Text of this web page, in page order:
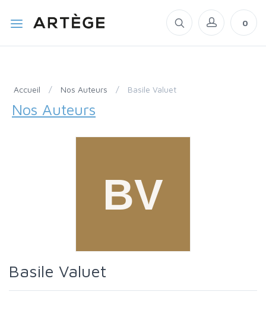
0
Accueil / Nos Auteurs / Basile Valuet
Nos Auteurs
Basile Valuet